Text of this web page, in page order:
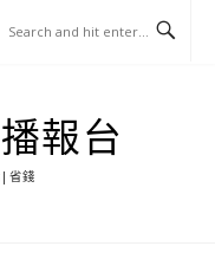
報台
省錢